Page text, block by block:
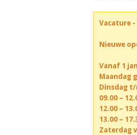
Vacature
Nieuwe
Vanaf 1
Maandag
Dinsdag
09.00 –
12.00 –
13.00 –
Zaterdag